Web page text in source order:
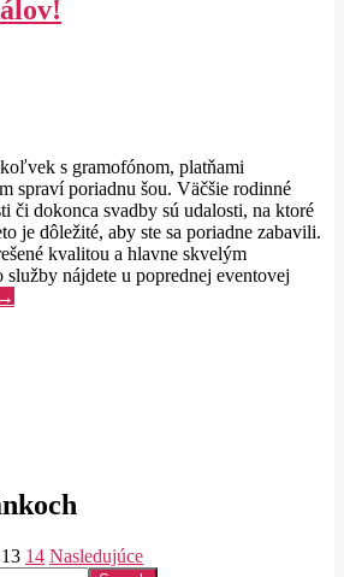
s gramofónom, platňami
spraví poriadnu šou. Väčšie rodinné
či dokonca svadby sú udalosti, na ktoré
je dôležité, aby ste sa poriadne zabavili.
kvalitou a hlavne skvelým
nájdete u poprednej eventovej
13 14 Nasledujúce